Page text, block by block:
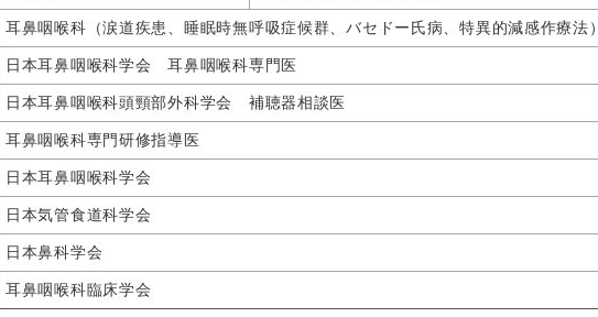
耳鼻咽喉科（涙道疾患、睡眠時無呼吸症候群、バセドー氏病、特異的減感作療法）
日本耳鼻咽喉科学会 耳鼻咽喉科専門医
日本耳鼻咽喉科頭頸部外科学会 補聴器相談医
耳鼻咽喉科専門研修指導医
日本耳鼻咽喉科学会
日本気管食道科学会
日本鼻科学会
耳鼻咽喉科臨床学会